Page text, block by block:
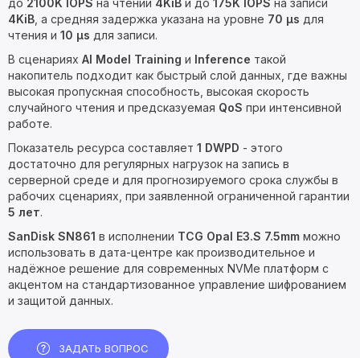
до 2100K IOPS на чтении 4KiB и до 175K IOPS на записи
4KiB , а средняя задержка указана на уровне 70 µs для
чтения и 10 µs для записи.
В сценариях AI Model Training и Inference такой
накопитель подходит как быстрый слой данных, где важны
высокая пропускная способность, высокая скорость
случайного чтения и предсказуемая QoS при интенсивной
работе.
Показатель ресурса составляет 1 DWPD - этого
достаточно для регулярных нагрузок на запись в
серверной среде и для прогнозируемого срока службы в
рабочих сценариях, при заявленной ограниченной гарантии
5 лет.
SanDisk SN861 в исполнении TCG Opal E3.S 7.5mm можно
использовать в дата-центре как производительное и
надёжное решение для современных NVMe платформ с
акцентом на стандартизованное управление шифрованием
и защитой данных.
ЗАДАТЬ ВОПРОС